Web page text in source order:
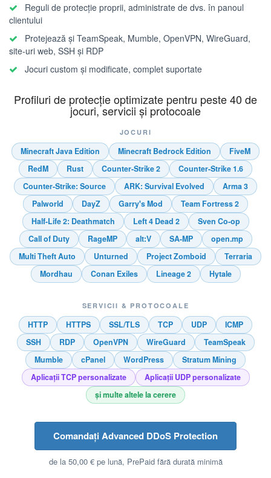
Reguli de protecție proprii, administrate de dvs. în panoul
clientului
Protejează și TeamSpeak, Mumble, OpenVPN, WireGuard,
site-uri web, SSH și RDP
Jocuri custom și modificate, complet suportate
Profiluri de protecție optimizate pentru peste 40 de
jocuri, servicii și protocoale
JOCURI
Minecraft Java Edition Minecraft Bedrock Edition
FiveM
RedM
Rust Counter-Strike 2
Counter-Strike 1.6
Counter-Strike: Source
ARK: Survival Evolved
Arma 3
Palworld
DayZ Garry's Mod
Team Fortress 2
Half-Life 2: Deathmatch
Left 4 Dead 2
Sven Co-op
Call of Duty
RageMP alt:V SA-MP
open.mp
Multi Theft Auto
Unturned Project Zomboid
Terraria
Mordhau
Conan Exiles Lineage 2 Hytale
SERVICII & PROTOCOALE
HTTP HTTPS SSL/TLS TCP UDP
ICMP
SSH
RDP OpenVPN WireGuard
TeamSpeak
Mumble
cPanel WordPress
Stratum Mining
Aplicații TCP personalizate
Aplicații UDP personalizate
și multe altele la cerere
Comandați Advanced DDoS Protection
de la 50,00 € pe lună, PrePaid fără durată minimă